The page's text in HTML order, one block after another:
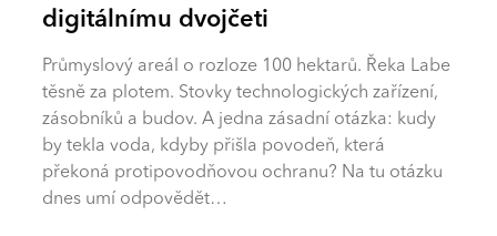
digitálnímu dvojčeti
Průmyslový areál o rozloze 100 hektarů. Řeka Labe
těsně za plotem. Stovky technologických zařízení,
zásobníků a budov. A jedna zásadní otázka: kudy
by tekla voda, kdyby přišla povodeň, která
překoná protipovodňovou ochranu? Na tu otázku
dnes umí odpovědět…